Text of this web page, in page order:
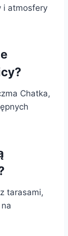
i atmosfery
Chatka,
tarasami,